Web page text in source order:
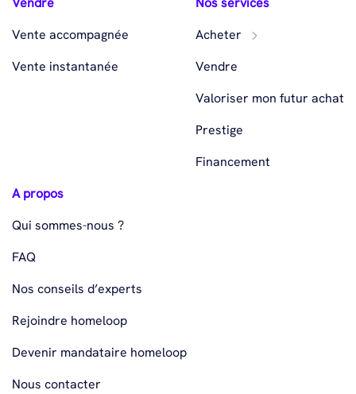
Vente accompagnée
Vente instantanée
Acheter
Vendre
Valoriser mon futur achat
Prestige
Financement
A propos
Qui sommes-nous ?
FAQ
Nos conseils d’experts
Rejoindre homeloop
Devenir mandataire homeloop
Nous contacter